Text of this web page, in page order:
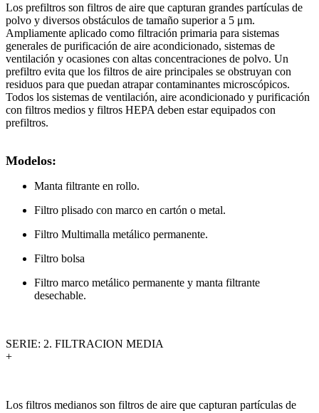
Los prefiltros son filtros de aire que capturan grandes partículas de
polvo y diversos obstáculos de tamaño superior a 5 μm.
Ampliamente aplicado como filtración primaria para sistemas
generales de purificación de aire acondicionado, sistemas de
ventilación y ocasiones con altas concentraciones de polvo. Un
prefiltro evita que los filtros de aire principales se obstruyan con
residuos para que puedan atrapar contaminantes microscópicos.
Todos los sistemas de ventilación, aire acondicionado y purificación
con filtros medios y filtros HEPA deben estar equipados con
prefiltros.
Modelos:
Manta filtrante en rollo.
Filtro plisado con marco en cartón o metal.
Filtro Multimalla metálico permanente.
Filtro bolsa
Filtro marco metálico permanente y manta filtrante
desechable.
SERIE: 2. FILTRACION MEDIA
+
Los filtros medianos son filtros de aire que capturan partículas de